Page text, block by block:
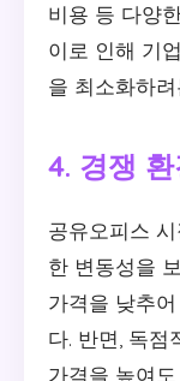
비용 등 다양
이로 인해 기
을 최소화하
4. 경쟁 환
공유오피스
한 변동성을
가격을 낮추
다. 반면, 독점
가격을 높여